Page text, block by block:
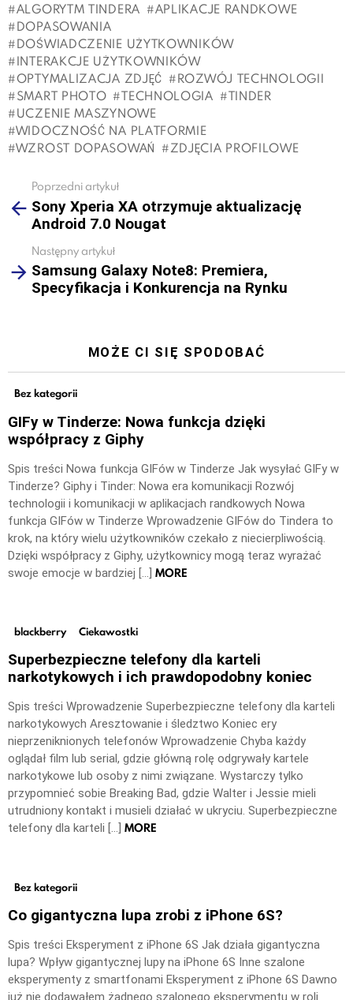
ALGORYTM TINDERA
APLIKACJE RANDKOWE
DOPASOWANIA
DOŚWIADCZENIE UŻYTKOWNIKÓW
INTERAKCJE UŻYTKOWNIKÓW
OPTYMALIZACJA ZDJĘĆ
ROZWÓJ TECHNOLOGII
SMART PHOTO
TECHNOLOGIA
TINDER
UCZENIE MASZYNOWE
WIDOCZNOŚĆ NA PLATFORMIE
WZROST DOPASOWAŃ
ZDJĘCIA PROFILOWE
more
Poprzedni artykuł
Sony Xperia XA otrzymuje aktualizację
Android 7.0 Nougat
Następny artykuł
Samsung Galaxy Note8: Premiera,
Specyfikacja i Konkurencja na Rynku
MOŻE CI SIĘ SPODOBAĆ
Bez kategorii
GIFy w Tinderze: Nowa funkcja dzięki
współpracy z Giphy
Spis treści Nowa funkcja GIFów w Tinderze Jak wysyłać GIFy w
Tinderze? Giphy i Tinder: Nowa era komunikacji Rozwój
technologii i komunikacji w aplikacjach randkowych Nowa
funkcja GIFów w Tinderze Wprowadzenie GIFów do Tindera to
krok, na który wielu użytkowników czekało z niecierpliwością.
Dzięki współpracy z Giphy, użytkownicy mogą teraz wyrażać
swoje emocje w bardziej […] MORE
blackberry Ciekawostki
Superbezpieczne telefony dla karteli
narkotykowych i ich prawdopodobny koniec
Spis treści Wprowadzenie Superbezpieczne telefony dla karteli
narkotykowych Aresztowanie i śledztwo Koniec ery
nieprzeniknionych telefonów Wprowadzenie Chyba każdy
oglądał film lub serial, gdzie główną rolę odgrywały kartele
narkotykowe lub osoby z nimi związane. Wystarczy tylko
przypomnieć sobie Breaking Bad, gdzie Walter i Jessie mieli
utrudniony kontakt i musieli działać w ukryciu. Superbezpieczne
telefony dla karteli […] MORE
Bez kategorii
Co gigantyczna lupa zrobi z iPhone 6S?
Spis treści Eksperyment z iPhone 6S Jak działa gigantyczna
lupa? Wpływ gigantycznej lupy na iPhone 6S Inne szalone
eksperymenty z smartfonami Eksperyment z iPhone 6S Dawno
już nie dodawałem żadnego szalonego eksperymentu w roli